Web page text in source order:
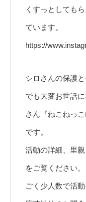
くすっとしても
ています。
https://
シロさんの保護
でも大変お世話
さん『ねこねっ
です。
活動の詳細、里
をご覧ください。
ごく少人数で活